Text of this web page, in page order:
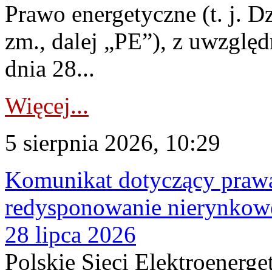
Prawo energetyczne (t. j.
zm., dalej „PE”), z
dnia 28...
Więcej...
5 sierpnia 2026, 10:29
Komunikat dotyczący
redysponowanie
28 lipca 2026
Polskie Sieci